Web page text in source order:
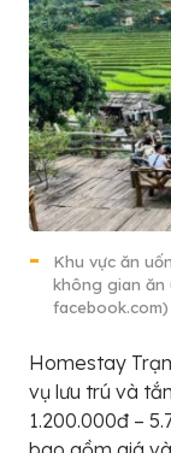
Khu vực ăn
không gian ăn
facebook.com)
Homestay
vụ lưu trú và
1.200.000đ –